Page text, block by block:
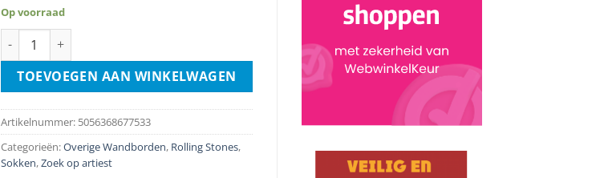
Op voorraad
Sokken - Rolling Stones Tongue - maat 40-45 aantal
TOEVOEGEN AAN WINKELWAGEN
Artikelnummer: 5056368677533
Categorieën:Overige Wandborden, Rolling Stones,
Sokken,Zoek op artiest